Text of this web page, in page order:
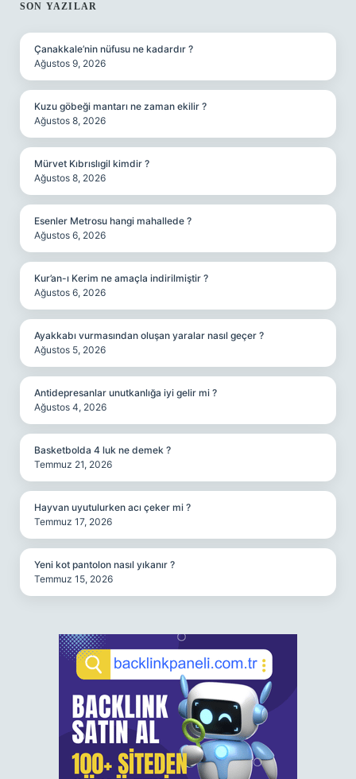
SIDEBAR
SON YAZILAR
Çanakkale’nin nüfusu ne kadardır ?
Ağustos 9, 2026
Kuzu göbeği mantarı ne zaman ekilir ?
Ağustos 8, 2026
Mürvet Kıbrıslıgil kimdir ?
Ağustos 8, 2026
Esenler Metrosu hangi mahallede ?
Ağustos 6, 2026
Kur’an-ı Kerim ne amaçla indirilmiştir ?
Ağustos 6, 2026
Ayakkabı vurmasından oluşan yaralar nasıl geçer ?
Ağustos 5, 2026
Antidepresanlar unutkanlığa iyi gelir mi ?
Ağustos 4, 2026
Basketbolda 4 luk ne demek ?
Temmuz 21, 2026
Hayvan uyutulurken acı çeker mi ?
Temmuz 17, 2026
Yeni kot pantolon nasıl yıkanır ?
Temmuz 15, 2026